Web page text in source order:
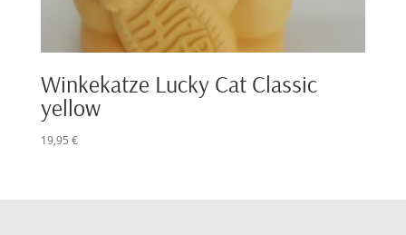
Winkekatze Lucky Cat Classic
yellow
19,95 €